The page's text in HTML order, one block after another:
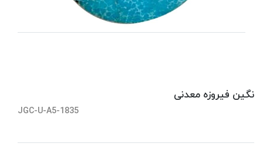
نگین فیروزه معدنی
JGC-U-A5-1835